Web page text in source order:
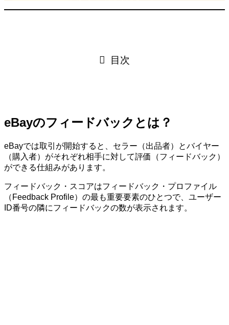
目次
eBayのフィードバックとは？
eBayでは取引が開始すると、セラー（出品者）とバイヤー
（購入者）がそれぞれ相手に対して評価（フィードバック）
ができる仕組みがあります。
フィードバック・スコアはフィードバック・プロファイル
（Feedback Profile）の最も重要要素のひとつで、ユーザー
ID番号の隣にフィードバックの数が表示されます。